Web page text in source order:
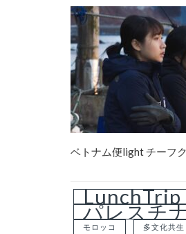
ベトナム便light チーフ
LunchTrip
パレスチ
モロッコ
多文化共生